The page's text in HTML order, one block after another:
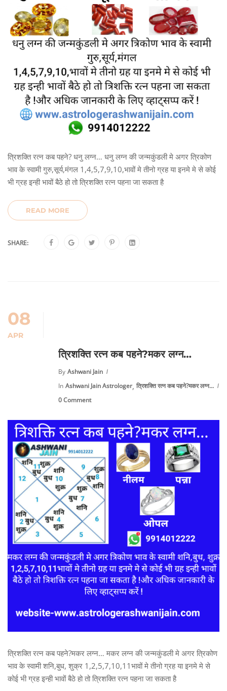
त्रिशक्ति रत्न कब पहने? धनु लग्न… धनु लग्न की जन्मकुंडली मे अगर त्रिकोण
भाव के स्वामी गुरु,सूर्य,मंगल 1,4,5,7,9,10,भावों मे तीनो ग्रह या इनमे मे से कोई
भी ग्रह इन्ही भावों बैठे हो तो त्रिशक्ति रत्न पहना जा सकता है
READ MORE
SHARE:
08
APR
त्रिशक्ति रत्न कब पहने?मकर लग्न…
By Ashwani Jain
In Ashwani Jain Astrologer, त्रिशक्ति रत्न कब पहने?मकर लग्न...
0 Comment
त्रिशक्ति रत्न कब पहने?मकर लग्न… मकर लग्न की जन्मकुंडली मे अगर त्रिकोण
भाव के स्वामी शनि,बुध, शुक्र 1,2,5,7,10,11भावों मे तीनो ग्रह या इनमे मे से
कोई भी ग्रह इन्ही भावों बैठे हो तो त्रिशक्ति रत्न पहना जा सकता है